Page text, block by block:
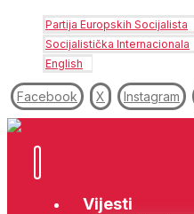
Partija Europskih Socijalista
Socijalistička Internacionala
English
Facebook X Instagram
Vijesti